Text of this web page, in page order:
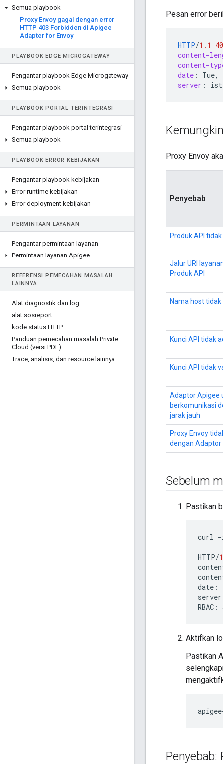
Semua playbook
Proxy Envoy gagal dengan error
HTTP 403 Forbidden di Apigee
Adapter for Envoy
PLAYBOOK EDGE MICROGATEWAY
Pengantar playbook Edge Microgateway
Semua playbook
PLAYBOOK PORTAL TERINTEGRASI
Pengantar playbook portal terintegrasi
Semua playbook
PLAYBOOK ERROR KEBIJAKAN
Pengantar playbook kebijakan
Error runtime kebijakan
Error deployment kebijakan
PERMINTAAN LAYANAN
Pengantar permintaan layanan
Permintaan layanan Apigee
REFERENSI PEMECAHAN MASALAH
LAINNYA
Alat diagnostik dan log
alat sosreport
kode status HTTP
Panduan pemecahan masalah Private
Cloud (versi PDF)
Trace, analisis, dan resource lainnya
Pesan error
HTTP/1.1
content-
content-
date :
Tue,
server :
Proxy Envoy
Penyebab
Produk API
Jalur URI
Produk API
Nama host tidak
Kunci API tidak
Kunci API tidak
Adaptor Apigee
berkomunikasi
jarak jauh
Proxy Envoy
dengan Adaptor
Sebelum
Pastikan
curl -
HTTP/
date :
server
RBAC :
Aktifkan
Pastikan